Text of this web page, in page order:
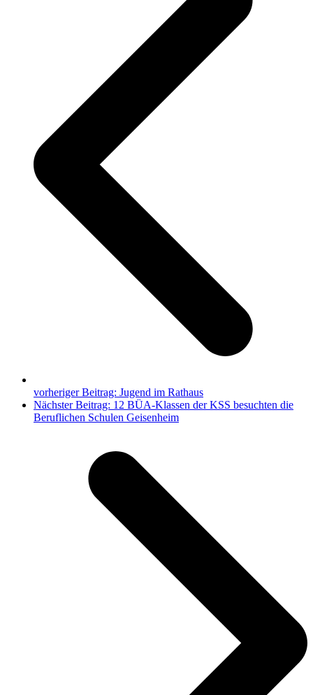
vorheriger Beitrag: Jugend im Rathaus
Nächster Beitrag: 12 BÜA-Klassen der KSS besuchten die
Beruflichen Schulen Geisenheim